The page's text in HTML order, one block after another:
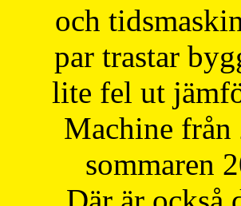
och
par trastar
lite fel ut
Machine från
sommaren